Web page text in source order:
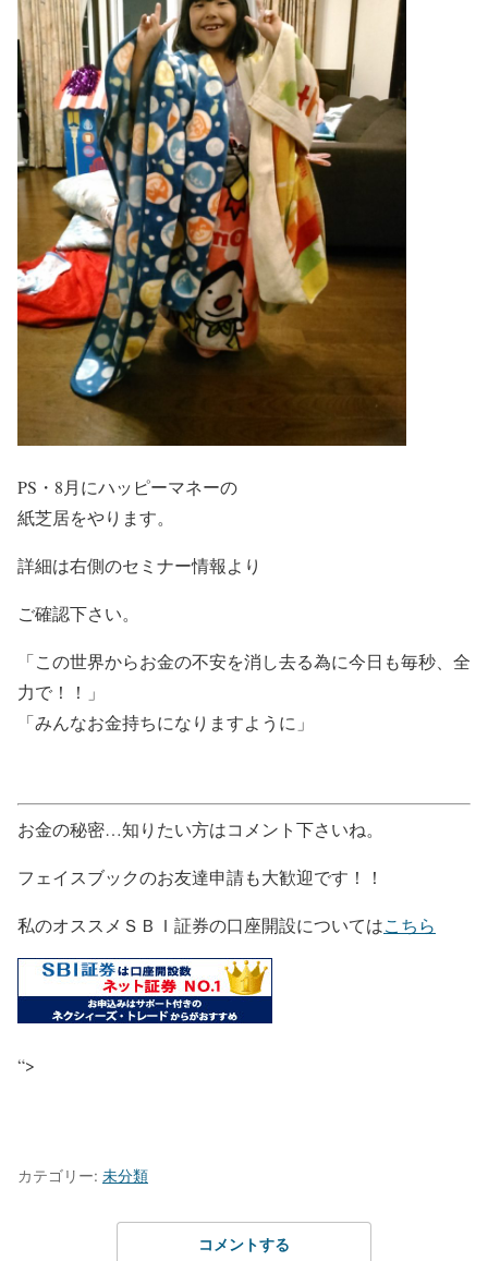
PS・8月にハッピーマネーの
紙芝居をやります。
詳細は右側のセミナー情報より
ご確認下さい。
「この世界からお金の不安を消し去る為に今日も毎秒、全
力で！！」
「みんなお金持ちになりますように」
お金の秘密…知りたい方はコメント下さいね。
フェイスブックのお友達申請も大歓迎です！！
私のオススメＳＢＩ証券の口座開設についてはこちら
“>
カテゴリー: 未分類
コメントする